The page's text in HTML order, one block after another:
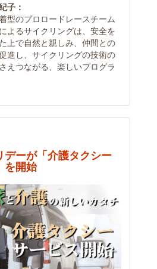
子：
型のプロロードレースチーム
よるサイクリングは、安全を
上で自然と親しみ、仲間との
進し、サイクリングの技術の
えつながる、楽しいプログラ
デーが「介護タクシー
を開始